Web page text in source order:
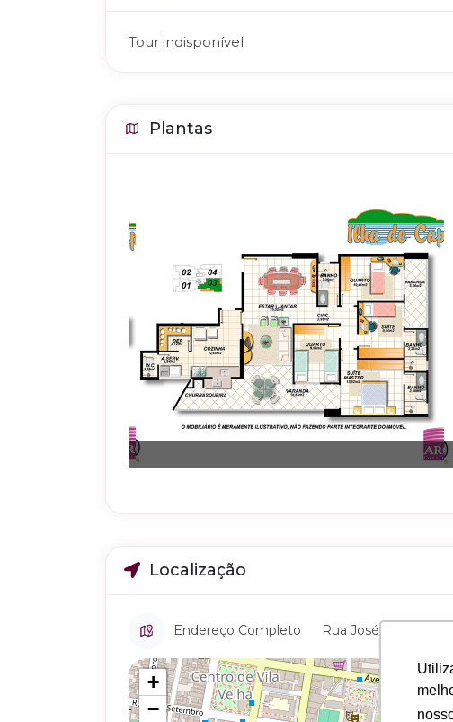
Tour indisponível
Plantas
Localização
Endereço Completo Rua José Penna
+
−